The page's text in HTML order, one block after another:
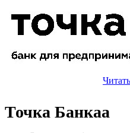
Точка Банкаа